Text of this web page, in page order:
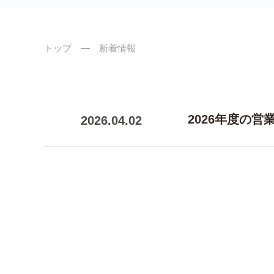
トップ― 新着情報
2026.04.02 2026年度の営